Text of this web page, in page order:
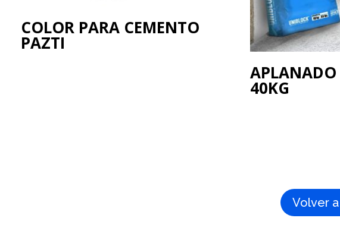
COLOR PARA CEMENTO
PAZTI
40KG
Volver